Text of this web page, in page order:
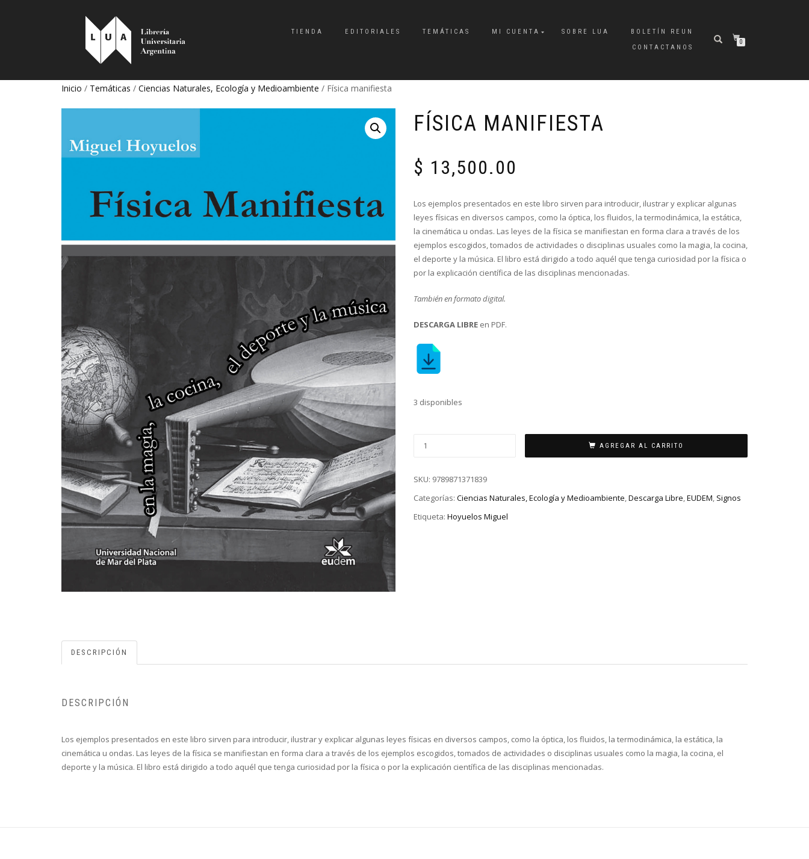
TIENDA EDITORIALES TEMÁTICAS MI CUENTA SOBRE LUA
BOLETÍN REUN
CONTACTANOS
0
Inicio / Temáticas / Ciencias Naturales, Ecología y Medioambiente / Física manifiesta
FÍSICA MANIFIESTA
$ 13,500.00
Los ejemplos presentados en este libro sirven para introducir, ilustrar y explicar algunas
leyes físicas en diversos campos, como la óptica, los fluidos, la termodinámica, la estática,
la cinemática u ondas. Las leyes de la física se manifiestan en forma clara a través de los
ejemplos escogidos, tomados de actividades o disciplinas usuales como la magia, la cocina,
el deporte y la música. El libro está dirigido a todo aquél que tenga curiosidad por la física o
por la explicación científica de las disciplinas mencionadas.
También en formato digital.
DESCARGA LIBRE en PDF.
3 disponibles
AGREGAR AL CARRITO
SKU: 9789871371839
Categorías: Ciencias Naturales, Ecología y Medioambiente,Descarga Libre,EUDEM, Signos
Etiqueta: Hoyuelos Miguel
DESCRIPCIÓN
DESCRIPCIÓN
Los ejemplos presentados en este libro sirven para introducir, ilustrar y explicar algunas leyes físicas en diversos campos, como la óptica, los fluidos, la termodinámica, la estática, la
cinemática u ondas. Las leyes de la física se manifiestan en forma clara a través de los ejemplos escogidos, tomados de actividades o disciplinas usuales como la magia, la cocina, el
deporte y la música. El libro está dirigido a todo aquél que tenga curiosidad por la física o por la explicación científica de las disciplinas mencionadas.